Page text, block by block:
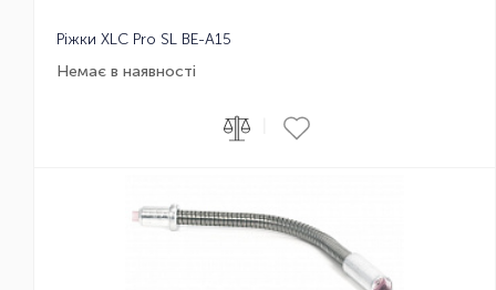
Ріжки XLC Pro SL BE-A15
Немає в наявності